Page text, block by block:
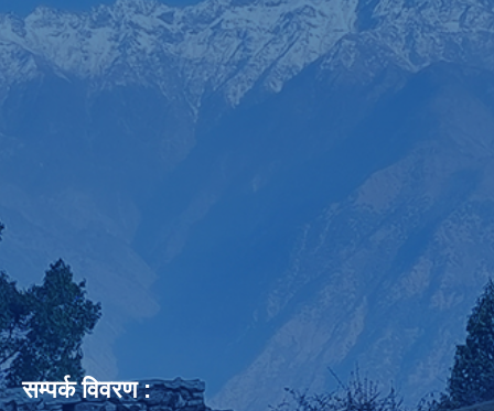
सम्पर्क विवरण :